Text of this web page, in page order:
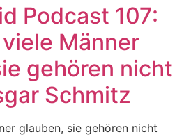
Podcast 107:
Männer
gehören nicht
Schmitz
glauben, sie gehören nicht